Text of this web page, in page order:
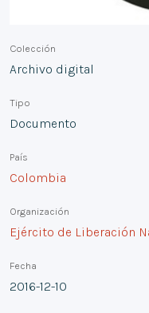
Colección
Archivo digital
Tipo
Documento
País
Colombia
Organización
Ejército de Liberación
Fecha
2016-12-10